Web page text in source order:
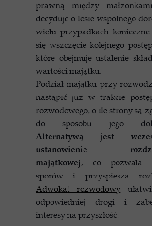
prawną między
decyduje o losie wspólnego
wielu przypadkach konieczne
się wszczęcie kolejnego
które obejmuje ustalenie
wartości majątku.
Podział majątku przy
nastąpić już w trakcie
rozwodowego, o ile strony są
do sposobu jego
Alternatywą jest
ustanowienie
majątkowej, co pozwala
sporów i przyspiesza
Adwokat rozwodowy
odpowiedniej drogi i
interesy na przyszłość.